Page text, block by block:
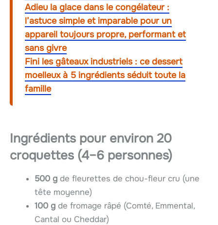
Adieu la glace dans le congélateur :
l’astuce simple et imparable pour un
appareil toujours propre, performant et
sans givre
Fini les gâteaux industriels : ce dessert
moelleux à 5 ingrédients séduit toute la
famille
Ingrédients pour environ 20
croquettes (4–6 personnes)
500 g de fleurettes de chou-fleur cru (une
tête moyenne)
100 g de fromage râpé (Comté, Emmental,
Cantal ou Cheddar)